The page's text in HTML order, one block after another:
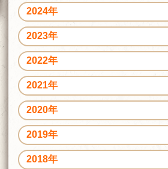
2024年
2023年
2022年
2021年
2020年
2019年
2018年